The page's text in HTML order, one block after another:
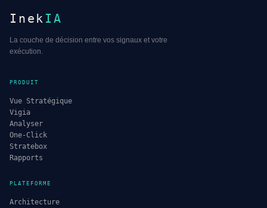
Inek IA
La couche de décision entre vos signaux et votre
exécution.
PRODUIT
Vue Stratégique
Vigia
Analyser
One-Click
Stratebox
Rapports
PLATEFORME
Architecture